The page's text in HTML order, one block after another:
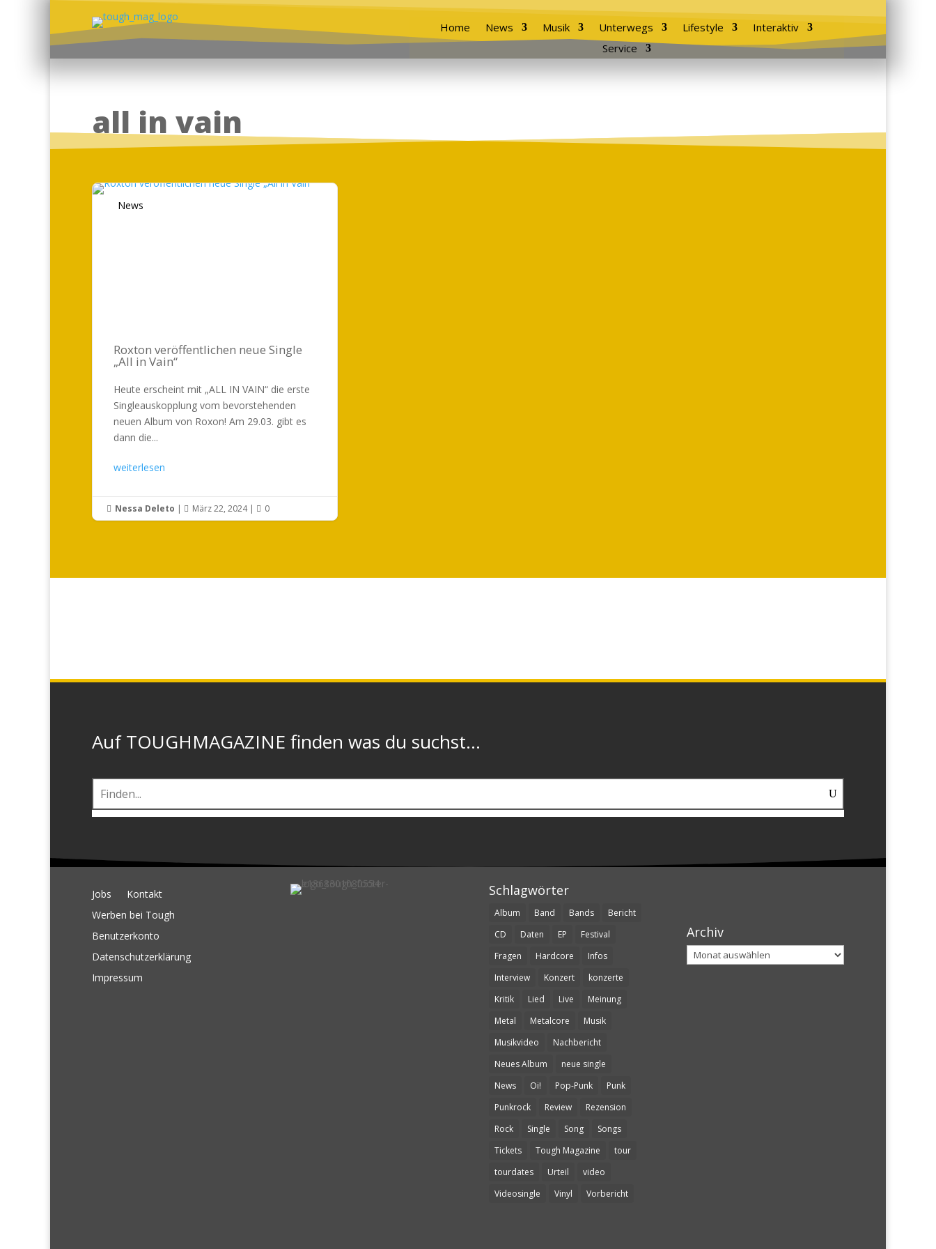
Home News Musik Unterwegs Lifestyle
Interaktiv
Service
all in vain
News
Roxton veröffentlichen neue Single
„All in Vain“
Heute erscheint mit „ALL IN VAIN“ die erste
Singleauskopplung vom bevorstehenden
neuen Album von Roxon! Am 29.03. gibt es
dann die...
weiterlesen
 Nessa Deleto |  März 22, 2024|  0
Auf TOUGHMAGAZINE finden was du suchst...
Jobs
Kontakt
Werben bei Tough
Benutzerkonto
Datenschutzerklärung
Impressum
Schlagwörter
Album Band Bands
Bericht
CD
Daten EP
Festival
Fragen
Hardcore
Infos
Interview
Konzert
konzerte
Kritik
Lied Live
Meinung
Metal
Metalcore
Musik
Musikvideo
Nachbericht
Neues Album
neue single
News
Oi! Pop-Punk
Punk
Punkrock
Review
Rezension
Rock
Single Song
Songs
Tickets
Tough Magazine
tour
tourdates
Urteil
video
Videosingle
Vinyl Vorbericht
Archiv
Archiv